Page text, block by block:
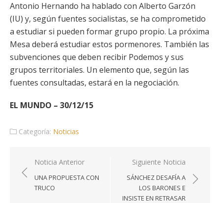
Antonio Hernando ha hablado con Alberto Garzón
(IU) y, según fuentes socialistas, se ha comprometido
a estudiar si pueden formar grupo propio. La próxima
Mesa deberá estudiar estos pormenores. También las
subvenciones que deben recibir Podemos y sus
grupos territoriales. Un elemento que, según las
fuentes consultadas, estará en la negociación.
EL MUNDO – 30/12/15
Categoría: Noticias
Navegación
de
entradas
Noticia Anterior
UNA PROPUESTA CON
TRUCO
Siguiente Noticia
SÁNCHEZ DESAFÍA A
LOS BARONES E
INSISTE EN RETRASAR